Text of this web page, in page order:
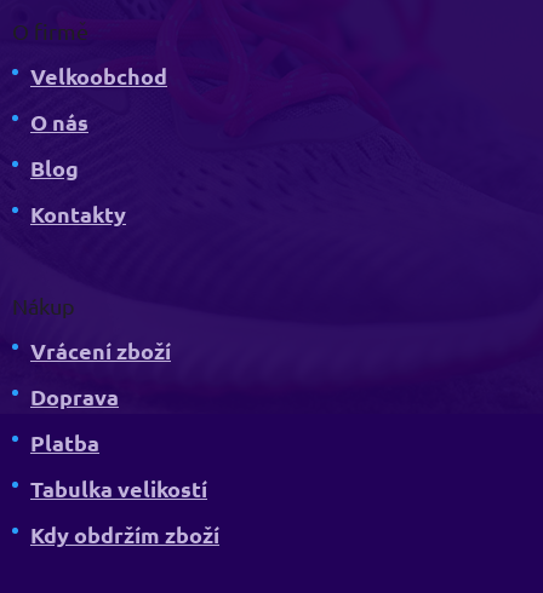
O firmě
Velkoobchod
O nás
Blog
Kontakty
Nákup
Vrácení zboží
Doprava
Platba
Tabulka velikostí
Kdy obdržím zboží